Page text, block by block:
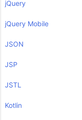
jQuery
jQuery Mobile
JSON
JSP
JSTL
Kotlin